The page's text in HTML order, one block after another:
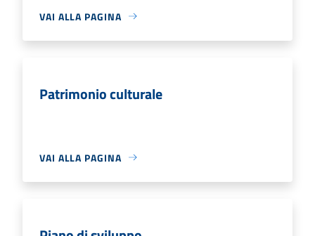
VAI ALLA PAGINA
Patrimonio culturale
VAI ALLA PAGINA